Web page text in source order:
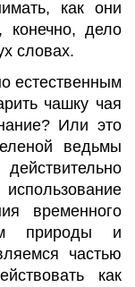
как они
дело
словах.
естественным
чашку чая
Или это
ведьмы
временного
природы и
частью
как